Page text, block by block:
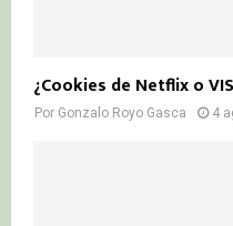
¿Cookies de Netflix o
Por Gonzalo Royo Gasca 4